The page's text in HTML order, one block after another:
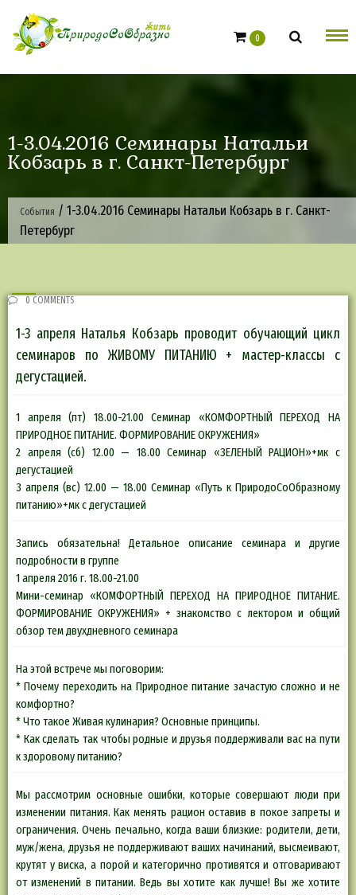
content
0
1-3.04.2016 Семинары Натальи
Кобзарь в г. Санкт-Петербург
События / 1-3.04.2016 Семинары Натальи Кобзарь в г. Санкт-
Петербург
0 COMMENTS
1-3 апреля Наталья Кобзарь проводит обучающий цикл
семинаров по ЖИВОМУ ПИТАНИЮ + мастер-классы с
дегустацией.
1 апреля (пт) 18.00-21.00 Семинар «КОМФОРТНЫЙ ПЕРЕХОД НА
ПРИРОДНОЕ ПИТАНИЕ. ФОРМИРОВАНИЕ ОКРУЖЕНИЯ»
2 апреля (сб) 12.00 — 18.00 Семинар «ЗЕЛЕНЫЙ РАЦИОН»+мк с
дегустацией
3 апреля (вс) 12.00 — 18.00 Семинар «Путь к ПриродоСоОбразному
питанию»+мк с дегустацией
Запись обязательна! Детальное описание семинара и другие
подробности в группе
1 апреля 2016 г. 18.00-21.00
Мини-семинар «КОМФОРТНЫЙ ПЕРЕХОД НА ПРИРОДНОЕ ПИТАНИЕ.
ФОРМИРОВАНИЕ ОКРУЖЕНИЯ» + знакомство с лектором и общий
обзор тем двухдневного семинара
На этой встрече мы поговорим:
* Почему переходить на Природное питание зачастую сложно и не
комфортно?
* Что такое Живая кулинария? Основные принципы.
* Как сделать так чтобы родные и друзья поддерживали вас на пути
к здоровому питанию?
Мы рассмотрим основные ошибки, которые совершают люди при
изменении питания. Как менять рацион оставив в покое запреты и
ограничения. Очень печально, когда ваши близкие: родители, дети,
муж/жена, друзья не поддерживают ваших начинаний, высмеивают,
крутят у виска, а порой и категорично противятся и отговаривают
от изменений в питании. Ведь вы хотите как лучше! Вы же хотите